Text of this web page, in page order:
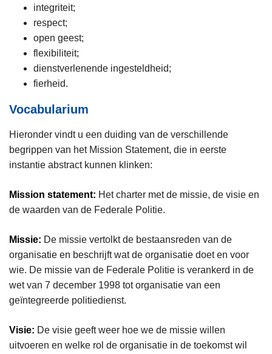
integriteit;
respect;
open geest;
flexibiliteit;
dienstverlenende ingesteldheid;
fierheid.
Vocabularium
Hieronder vindt u een duiding van de verschillende
begrippen van het Mission Statement, die in eerste
instantie abstract kunnen klinken:
Mission statement: Het charter met de missie, de visie en
de waarden van de Federale Politie.
Missie: De missie vertolkt de bestaansreden van de
organisatie en beschrijft wat de organisatie doet en voor
wie. De missie van de Federale Politie is verankerd in de
wet van 7 december 1998 tot organisatie van een
geïntegreerde politiedienst.
Visie: De visie geeft weer hoe we de missie willen
uitvoeren en welke rol de organisatie in de toekomst wil